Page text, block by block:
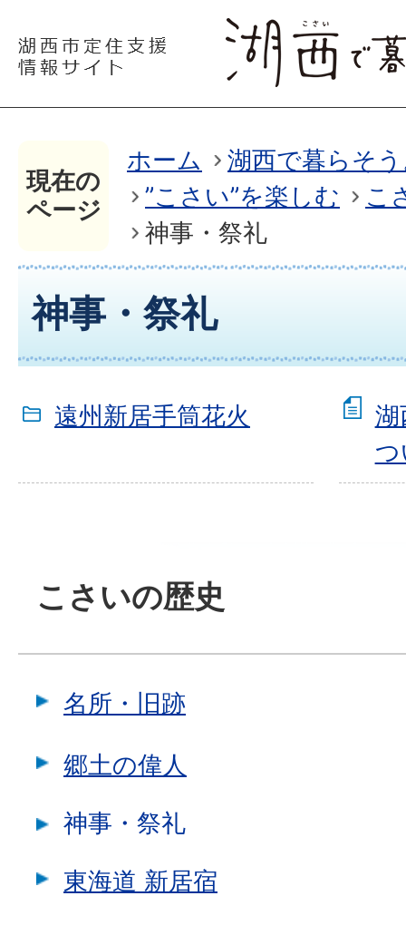
現在の
ページ
ホーム
湖西で暮らそ
”こさい”を楽しむ
こ
神事・祭礼
神事・祭礼
遠州新居手筒花火
湖
こさいの歴史
名所・旧跡
郷土の偉人
神事・祭礼
東海道 新居宿